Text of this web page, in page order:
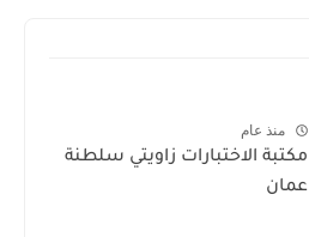
منذ عام
مكتبة الاختبارات زاويتي سلطنة
عمان